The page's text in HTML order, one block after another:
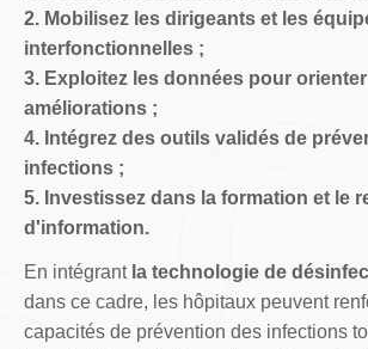
2. Mobilisez les dirigeants et les
interfonctionnelles ;
3. Exploitez les données pour
améliorations ;
4. Intégrez des outils validés de
infections ;
5. Investissez dans la formation et le
d'information.
En intégrant la technologie de
dans ce cadre, les hôpitaux peuvent
capacités de prévention des infections